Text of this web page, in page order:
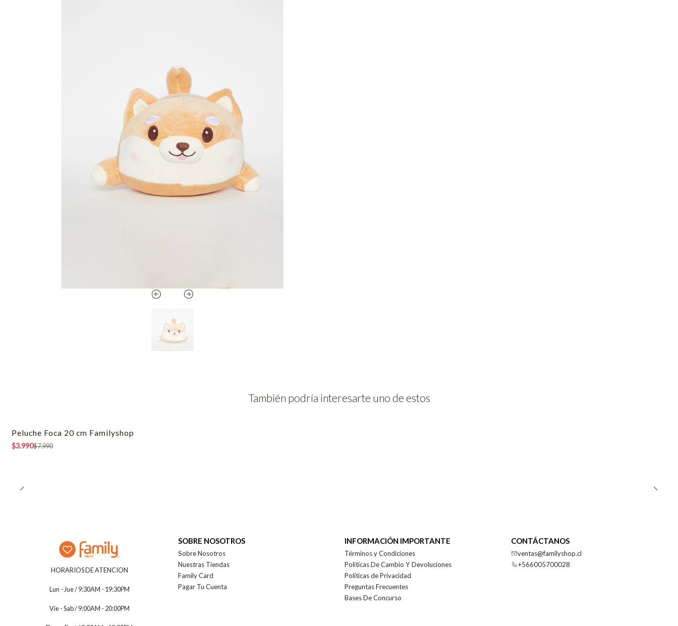
También podría interesarte uno de estos
-50% OFF
Peluche Foca 20 cm Familyshop
$3.990$7.990
HORARIOS DE ATENCION
Lun - Jue / 9:30AM - 19:30PM
Vie - Sab / 9:00AM - 20:00PM
SOBRE NOSOTROS
Sobre Nosotros
Nuestras Tiendas
Family Card
Pagar Tu Cuenta
INFORMACIÓN IMPORTANTE
Términos y Condiciones
Políticas De Cambio Y Devoluciones
Políticas de Privacidad
Preguntas Frecuentes
Bases De Concurso
CONTÁCTANOS
ventas@familyshop.cl
+566005700028